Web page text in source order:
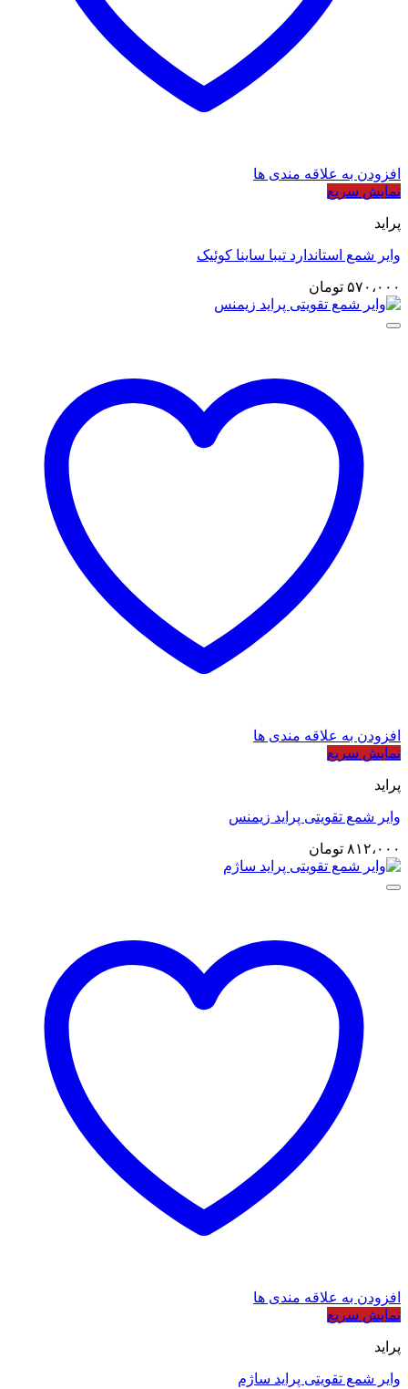
افزودن به علاقه مندی ها
نمایش سریع
پراید
وایر شمع استاندارد تیبا ساینا کوئیک
۵۷۰،۰۰۰ تومان
افزودن به علاقه مندی ها
نمایش سریع
پراید
وایر شمع تقویتی پراید زیمنس
۸۱۲،۰۰۰ تومان
افزودن به علاقه مندی ها
نمایش سریع
پراید
وایر شمع تقویتی پراید ساژم